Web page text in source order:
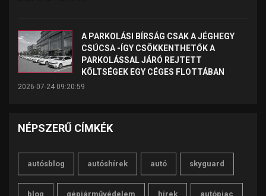
A PARKOLÁSI BÍRSÁG CSAK A JÉGHEGY
CSÚCSA -ÍGY CSÖKKENTHETŐK A
PARKOLÁSSAL JÁRÓ REJTETT
KÖLTSÉGEK EGY CÉGES FLOTTÁBAN
2026-07-24 09:20:59
NÉPSZERŰ CÍMKÉK
autósblog autóshírek autó skyguard
blog gépjárművédelem hírek autópiac